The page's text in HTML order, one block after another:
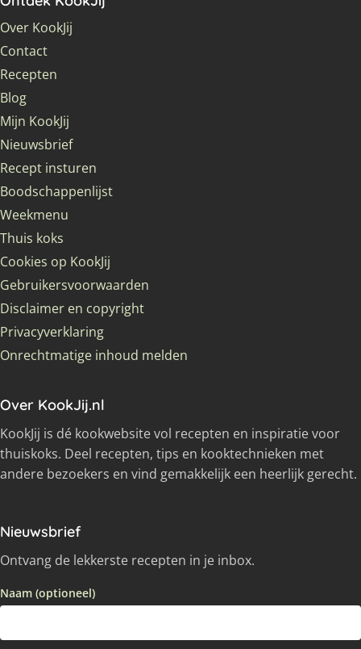
Over KookJij
Contact
Recepten
Blog
Mijn KookJij
Nieuwsbrief
Recept insturen
Boodschappenlijst
Weekmenu
Thuis koks
Cookies op KookJij
Gebruikersvoorwaarden
Disclaimer en copyright
Privacyverklaring
Onrechtmatige inhoud melden
Over KookJij.nl
KookJij is dé kookwebsite vol recepten en inspiratie voor
thuiskoks. Deel recepten, tips en kooktechnieken met
andere bezoekers en vind gemakkelijk een heerlijk gerecht.
Nieuwsbrief
Ontvang de lekkerste recepten in je inbox.
Naam (optioneel)